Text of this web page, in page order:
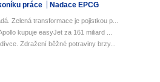
práce Nadace EPCG
Zelená transformace je pojistkou p...
kupuje easyJet za 161 miliard ...
Zdražení běžné potraviny brzy...